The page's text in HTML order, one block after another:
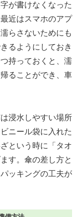
が書けなくなった
近はスマホのアプ
らさないためにも
るようにしておき
持っておくと、濡
ることができ、車
浸水しやすい場所
ニール袋に入れた
という時に「タオ
す。傘の差し方と
ッキングの工夫が